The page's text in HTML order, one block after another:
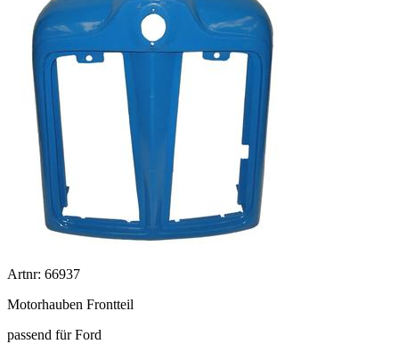
Artnr: 66937
Motorhauben Frontteil
passend für Ford